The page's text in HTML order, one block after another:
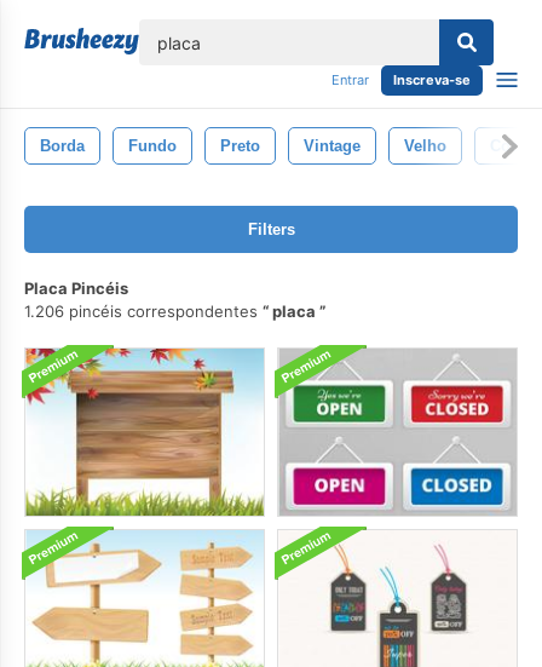
Entrar Inscreva-se
Borda Fundo Preto Vintage Velho
Filters
Placa Pincéis
1.206 pincéis correspondentes
placa